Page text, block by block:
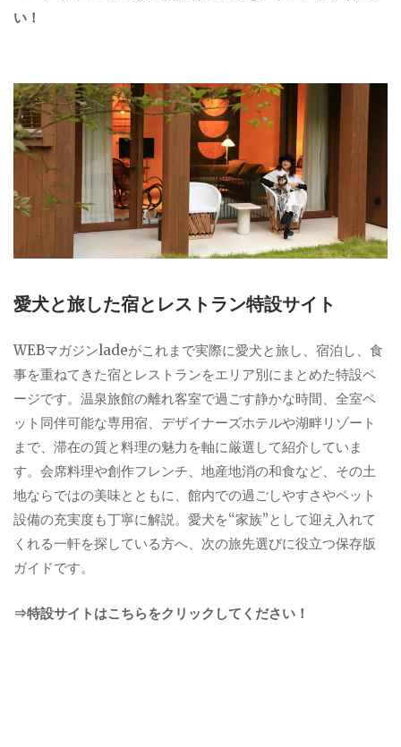
い！
愛犬と旅した宿とレストラン特設サイト
WEBマガジンladeがこれまで実際に愛犬と旅し、宿泊し、食
事を重ねてきた宿とレストランをエリア別にまとめた特設ペ
ージです。温泉旅館の離れ客室で過ごす静かな時間、全室ペ
ット同伴可能な専用宿、デザイナーズホテルや湖畔リゾート
まで、滞在の質と料理の魅力を軸に厳選して紹介していま
す。会席料理や創作フレンチ、地産地消の和食など、その土
地ならではの美味とともに、館内での過ごしやすさやペット
設備の充実度も丁寧に解説。愛犬を“家族”として迎え入れて
くれる一軒を探している方へ、次の旅先選びに役立つ保存版
ガイドです。
⇒特設サイトはこちらをクリックしてください！